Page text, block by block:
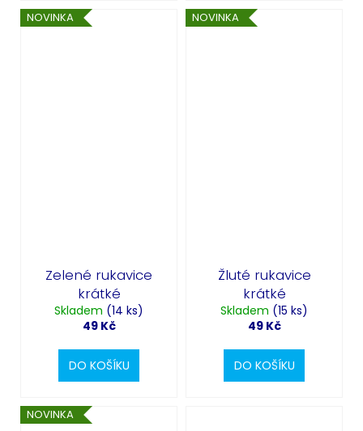
NOVINKA
Zelené rukavice
krátké
Skladem (14 ks)
49 Kč
DO KOŠÍKU
NOVINKA
Žluté rukavice
krátké
Skladem (15 ks)
49 Kč
DO KOŠÍKU
NOVINKA
Powered by chaterimo